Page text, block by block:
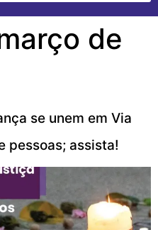
de
se unem em Via
pessoas; assista!